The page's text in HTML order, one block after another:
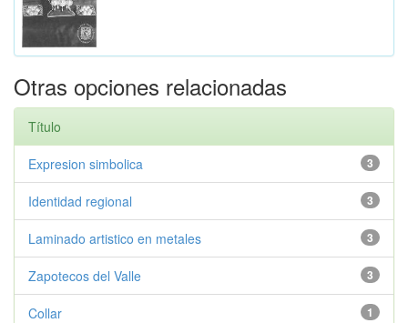
Otras opciones relacionadas
Título
3
Expresion simbolica
3
Identidad regional
3
Laminado artistico en metales
3
Zapotecos del Valle
1
Collar